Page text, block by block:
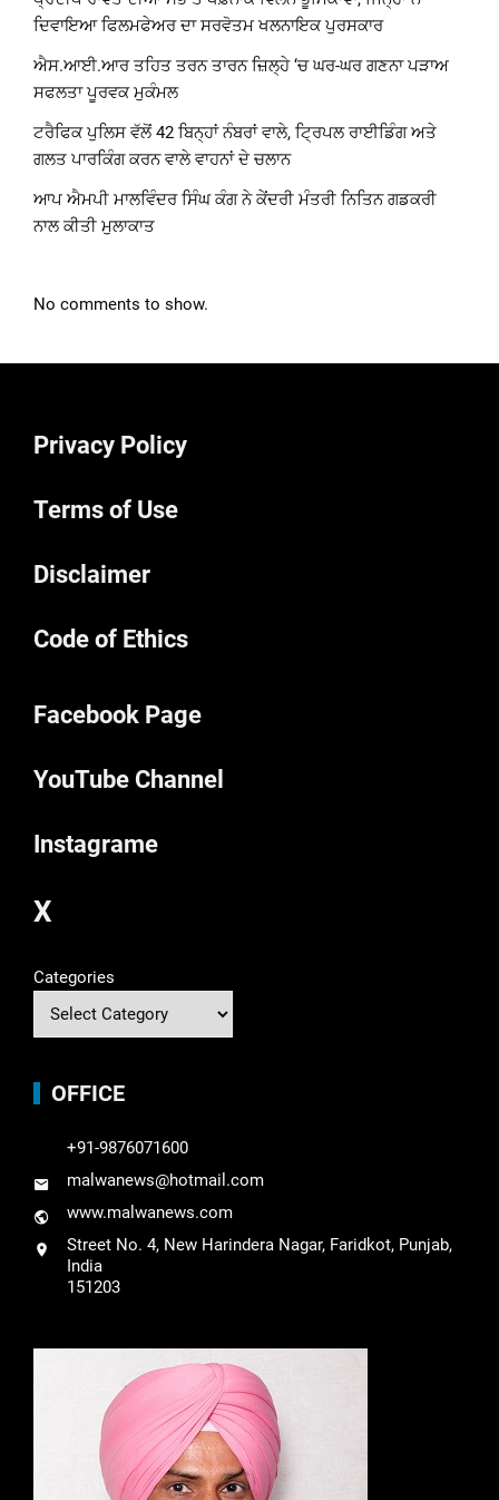
ਦਿਵਾਇਆ ਫਿਲਮਫੇਅਰ ਦਾ ਸਰਵੋਤਮ ਖਲਨਾਇਕ ਪੁਰਸਕਾਰ
ਐਸ.ਆਈ.ਆਰ ਤਹਿਤ ਤਰਨ ਤਾਰਨ ਜ਼ਿਲ੍ਹੇ ‘ਚ ਘਰ-ਘਰ ਗਣਨਾ ਪੜਾਅ
ਸਫਲਤਾ ਪੂਰਵਕ ਮੁਕੰਮਲ
ਟਰੈਫਿਕ ਪੁਲਿਸ ਵੱਲੋਂ 42 ਬਿਨ੍ਹਾਂ ਨੰਬਰਾਂ ਵਾਲੇ, ਟ੍ਰਿਪਲ ਰਾਈਡਿੰਗ ਅਤੇ
ਗਲਤ ਪਾਰਕਿੰਗ ਕਰਨ ਵਾਲੇ ਵਾਹਨਾਂ ਦੇ ਚਲਾਨ
ਆਪ ਐਮਪੀ ਮਾਲਵਿੰਦਰ ਸਿੰਘ ਕੰਗ ਨੇ ਕੇਂਦਰੀ ਮੰਤਰੀ ਨਿਤਿਨ ਗਡਕਰੀ
ਨਾਲ ਕੀਤੀ ਮੁਲਾਕਾਤ
No comments to show.
Privacy Policy
Terms of Use
Disclaimer
Code of Ethics
Facebook Page
YouTube Channel
Instagrame
X
Categories
OFFICE
+91-9876071600
malwanews@hotmail.com
www.malwanews.com
Street No. 4, New Harindera Nagar, Faridkot, Punjab,
India
151203